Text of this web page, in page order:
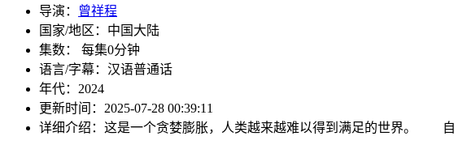
导演：
曾祥程
国家/地区： 中国大陆
集数：
每集0分钟
语言/字幕： 汉语普通话
年代： 2024
更新时间： 2025-07-28 00:39:11
详细介绍： 这是一个贪婪膨胀，人类越来越难以得到满足的世界。